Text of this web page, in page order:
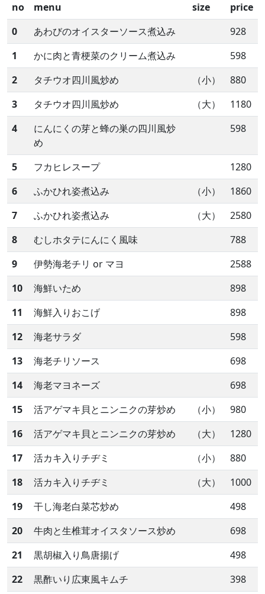
no menu size
price
0
あわびのオイスターソース煮込み
928
1
かに肉と青梗菜のクリーム煮込み
598
2
タチウオ四川風炒め （小）
880
3
タチウオ四川風炒め （大）
1180
4
にんにくの芽と蜂の巣の四川風炒
め
598
5 フカヒレスープ
1280
6
ふかひれ姿煮込み （小）
1860
7
ふかひれ姿煮込み （大）
2580
8
むしホタテにんにく風味
788
9
伊勢海老チリ or マヨ
2588
10
海鮮いため
898
11
海鮮入りおこげ
898
12
海老サラダ
598
13
海老チリソース
698
14
海老マヨネーズ
698
15
活アゲマキ貝とニンニクの芽炒め （小）
980
16
活アゲマキ貝とニンニクの芽炒め （大）
1280
17
活カキ入りチヂミ （小）
880
18
活カキ入りチヂミ （大）
1000
19
干し海老白菜芯炒め
498
20
牛肉と生椎茸オイスタソース炒め
698
21
黒胡椒入り鳥唐揚げ
498
22
黒酢いり広東風キムチ
398